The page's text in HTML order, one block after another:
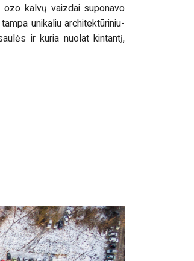
kalvų vaizdai suponavo
unikaliu architektūriniu-
ir kuria nuolat kintantį,